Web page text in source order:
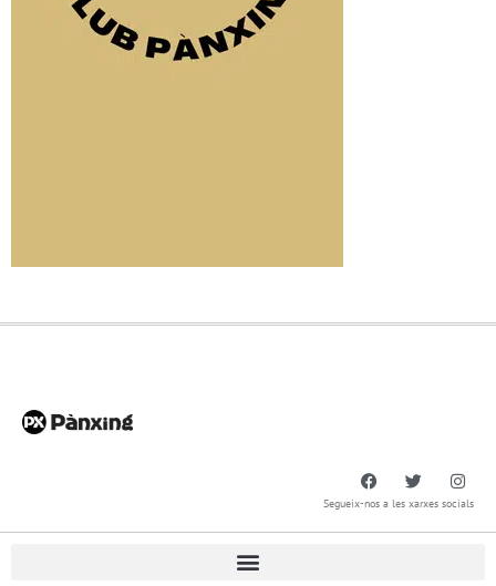
Segueix-nos a les xarxes socials